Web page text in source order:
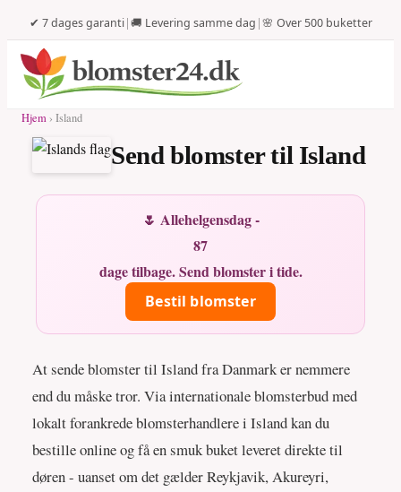
✔ 7 dages garanti|🚚 Levering samme dag |🌸 Over 500 buketter
Hjem › Island
Send blomster til Island
🌷 Allehelgensdag -
87
dage tilbage. Send blomster i tide.
Bestil blomster
At sende blomster til Island fra Danmark er nemmere
end du måske tror. Via internationale blomsterbud med
lokalt forankrede blomsterhandlere i Island kan du
bestille online og få en smuk buket leveret direkte til
døren - uanset om det gælder Reykjavik, Akureyri,